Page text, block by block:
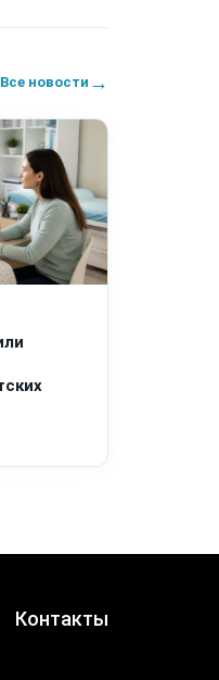
Все новости →
Контакты